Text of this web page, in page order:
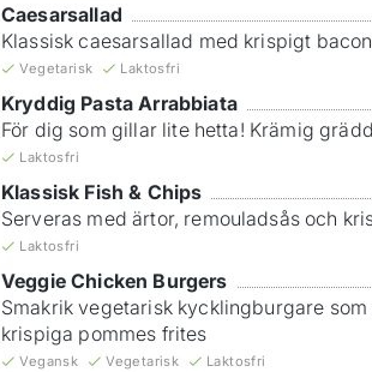
Caesarsallad
Klassisk caesarsallad med krispigt
Vegetarisk Laktosfri
Kryddig Pasta Arrabbiata
För dig som gillar lite hetta! Krämig
Laktosfri
Klassisk Fish & Chips
Serveras med ärtor, remouladsås och
Laktosfri
Veggie Chicken Burgers
Smakrik vegetarisk kycklingburgare
krispiga pommes frites
Vegansk Vegetarisk Laktosfri